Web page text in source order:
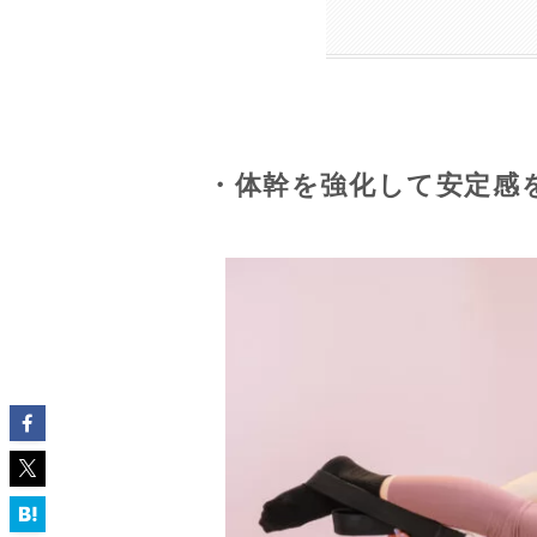
・体幹を強化して安定感